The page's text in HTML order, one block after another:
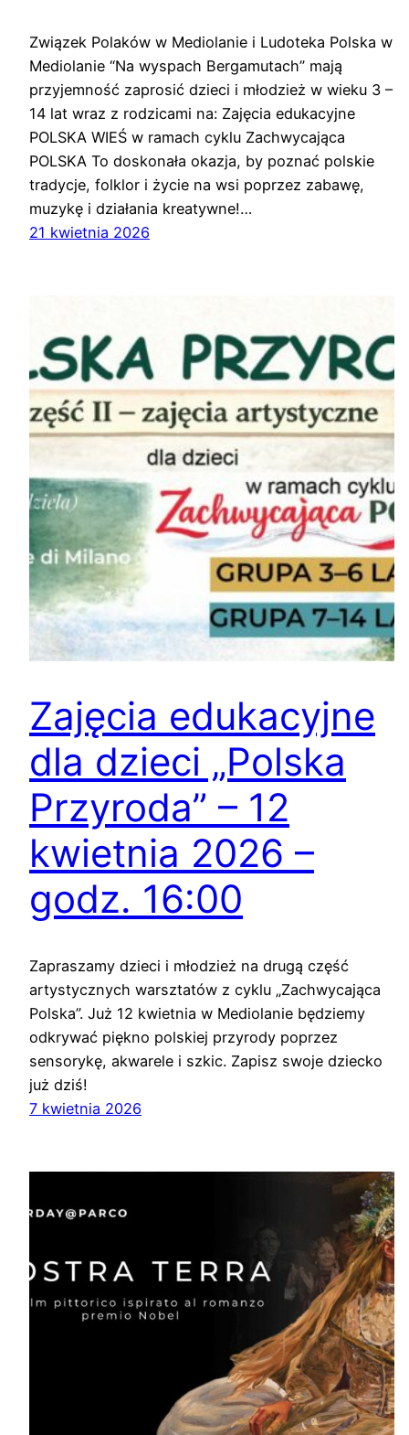
Związek Polaków w Mediolanie i Ludoteka Polska w
Mediolanie “Na wyspach Bergamutach” mają
przyjemność zaprosić dzieci i młodzież w wieku 3 –
14 lat wraz z rodzicami na: Zajęcia edukacyjne
POLSKA WIEŚ w ramach cyklu Zachwycająca
POLSKA To doskonała okazja, by poznać polskie
tradycje, folklor i życie na wsi poprzez zabawę,
muzykę i działania kreatywne!…
21 kwietnia 2026
Zajęcia edukacyjne
dla dzieci „Polska
Przyroda” – 12
kwietnia 2026 –
godz. 16:00
Zapraszamy dzieci i młodzież na drugą część
artystycznych warsztatów z cyklu „Zachwycająca
Polska”. Już 12 kwietnia w Mediolanie będziemy
odkrywać piękno polskiej przyrody poprzez
sensorykę, akwarele i szkic. Zapisz swoje dziecko
już dziś!
7 kwietnia 2026